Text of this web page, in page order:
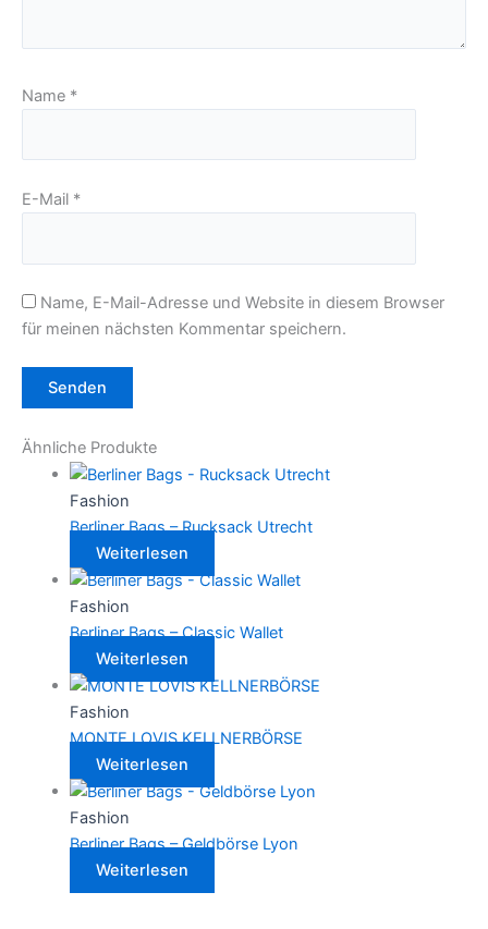
Name *
E-Mail *
Name, E-Mail-Adresse und Website in diesem Browser
für meinen nächsten Kommentar speichern.
Ähnliche Produkte
Fashion
Berliner Bags – Rucksack Utrecht
Weiterlesen
Fashion
Berliner Bags – Classic Wallet
Weiterlesen
Fashion
MONTE LOVIS KELLNERBÖRSE
Weiterlesen
Fashion
Berliner Bags – Geldbörse Lyon
Weiterlesen